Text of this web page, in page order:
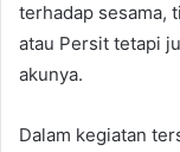
terhadap sesama,
atau Persit tetapi
akunya.
Dalam kegiatan